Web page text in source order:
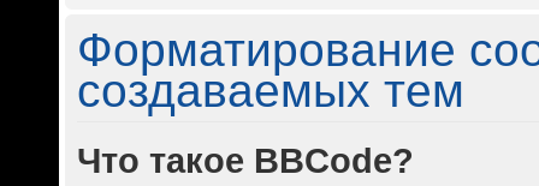
Форматирование
создаваемых тем
Что такое BBCode?